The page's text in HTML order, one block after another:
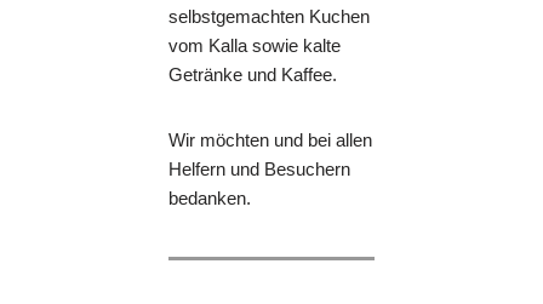
selbstgemachten Kuchen
vom Kalla sowie kalte
Getränke und Kaffee.
Wir möchten und bei allen
Helfern und Besuchern
bedanken.